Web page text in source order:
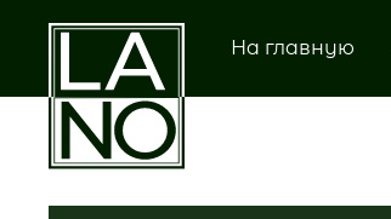
На главную